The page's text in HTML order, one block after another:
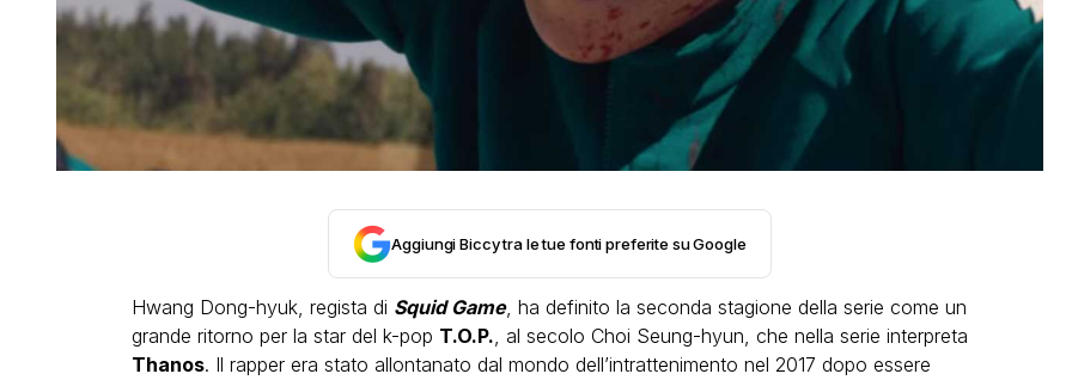
Aggiungi Biccy tra le tue fonti preferite su Google
Hwang Dong-hyuk, regista di Squid Game, ha definito la seconda stagione della serie come un
grande ritorno per la star del k-pop T.O.P., al secolo Choi Seung-hyun, che nella serie interpreta
Thanos. Il rapper era stato allontanato dal mondo dell’intrattenimento nel 2017 dopo essere